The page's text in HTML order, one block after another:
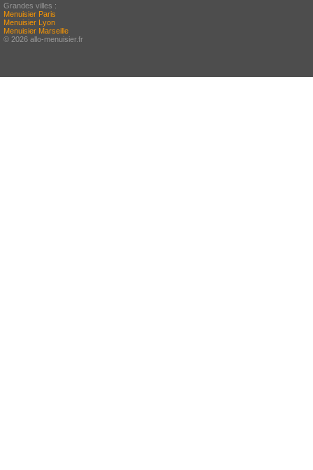
Grandes villes :
Menuisier Paris
Menuisier Lyon
Menuisier Marseille
© 2026 allo-menuisier.fr